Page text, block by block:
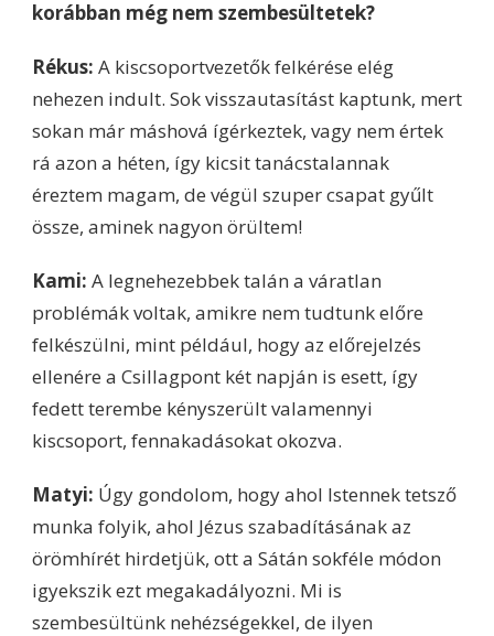
korábban még nem szembesültetek?
Rékus: A kiscsoportvezetők felkérése elég
nehezen indult. Sok visszautasítást kaptunk, mert
sokan már máshová ígérkeztek, vagy nem értek
rá azon a héten, így kicsit tanácstalannak
éreztem magam, de végül szuper csapat gyűlt
össze, aminek nagyon örültem!
Kami: A legnehezebbek talán a váratlan
problémák voltak, amikre nem tudtunk előre
felkészülni, mint például, hogy az előrejelzés
ellenére a Csillagpont két napján is esett, így
fedett terembe kényszerült valamennyi
kiscsoport, fennakadásokat okozva.
Matyi: Úgy gondolom, hogy ahol Istennek tetsző
munka folyik, ahol Jézus szabadításának az
örömhírét hirdetjük, ott a Sátán sokféle módon
igyekszik ezt megakadályozni. Mi is
szembesültünk nehézségekkel, de ilyen